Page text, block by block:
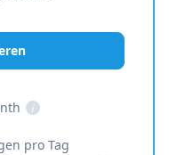
i
pro Tag